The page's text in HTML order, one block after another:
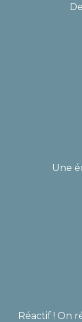
Une
Réactif ! On